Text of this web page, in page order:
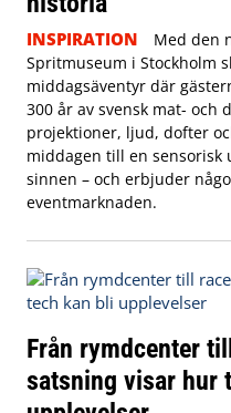
INSPIRATION
Med den
Spritmuseum i Stockholm
middagsäventyr där
300 år av svensk mat- och
projektioner, ljud, dofter
middagen till en sensorisk
sinnen – och erbjuder
eventmarknaden.
Från rymdcenter
satsning visar hur